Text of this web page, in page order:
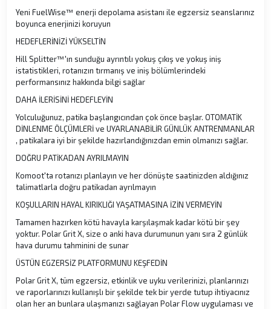
Yeni FuelWise™ enerji depolama asistanı ile egzersiz seanslarınız
boyunca enerjinizi koruyun
HEDEFLERİNİZİ YÜKSELTİN
Hill Splitter™'ın sunduğu ayrıntılı yokuş çıkış ve yokuş iniş
istatistikleri, rotanızın tırmanış ve iniş bölümlerindeki
performansınız hakkında bilgi sağlar
DAHA İLERİSİNİ HEDEFLEYİN
Yolculuğunuz, patika başlangıcından çok önce başlar. OTOMATİK
DİNLENME ÖLÇÜMLERİ ve UYARLANABİLİR GÜNLÜK ANTRENMANLAR
, patikalara iyi bir şekilde hazırlandığınızdan emin olmanızı sağlar.
DOĞRU PATİKADAN AYRILMAYIN
Komoot'ta rotanızı planlayın ve her dönüşte saatinizden aldığınız
talimatlarla doğru patikadan ayrılmayın
KOŞULLARIN HAYAL KIRIKLIĞI YAŞATMASINA İZİN VERMEYİN
Tamamen hazırken kötü havayla karşılaşmak kadar kötü bir şey
yoktur. Polar Grit X, size o anki hava durumunun yanı sıra 2 günlük
hava durumu tahminini de sunar
ÜSTÜN EGZERSİZ PLATFORMUNU KEŞFEDİN
Polar Grit X, tüm egzersiz, etkinlik ve uyku verilerinizi, planlarınızı
ve raporlarınızı kullanışlı bir şekilde tek bir yerde tutup ihtiyacınız
olan her an bunlara ulaşmanızı sağlayan Polar Flow uygulaması ve